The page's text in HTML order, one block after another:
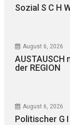
Sozial S C H
August 6, 2026
AUSTAUSCH
der REGION
August 6, 2026
Politischer G I